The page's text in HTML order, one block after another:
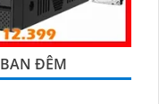
ĐÊM